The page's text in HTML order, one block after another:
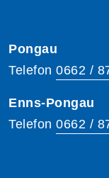
Pongau
Telefon 0662 /
Enns-Pongau
Telefon 0662 /